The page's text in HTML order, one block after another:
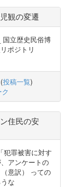
観の変遷
国立歴史民俗博
ポジトリ
(投稿一覧)
住民の安
犯罪被害に対す
アンケートの
意訳） っての
な